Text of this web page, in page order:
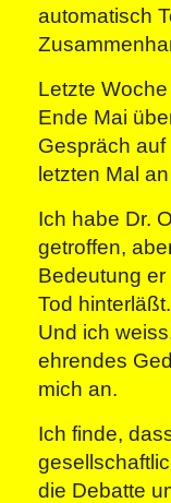
automatisch
Letzte
Ende Mai
Gespräch
letzten Mal
Ich habe Dr.
getroffen,
Bedeutung
Tod hinterläßt.
Und ich
ehrendes
mich an.
Ich finde,
die Debatte